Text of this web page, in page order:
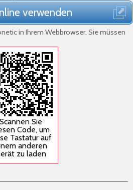
verwenden
in Ihrem Webbrowser. Sie müssen
Scannen Sie
Code, um
Tastatur auf
anderen
zu laden